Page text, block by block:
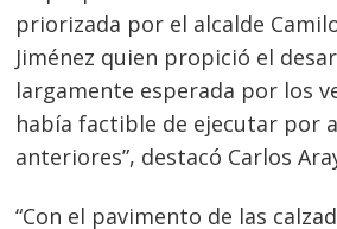
priorizada por el alcalde
Jiménez quien propició el
largamente esperada por los
había factible de ejecutar por
anteriores”, destacó Carlos
“Con el pavimento de las